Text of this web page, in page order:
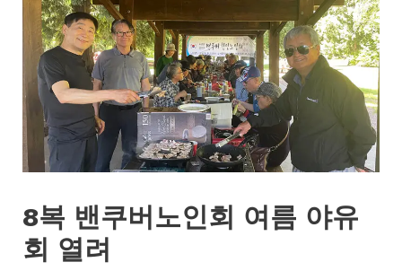
8복 밴쿠버노인회 여름 야유
회 열려